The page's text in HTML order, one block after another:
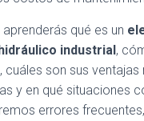
qué es un
industrial,
cuáles son sus ventajas
y en qué situaciones
errores